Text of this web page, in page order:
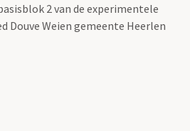
2 van de experimentele
Douve Weien gemeente Heerlen